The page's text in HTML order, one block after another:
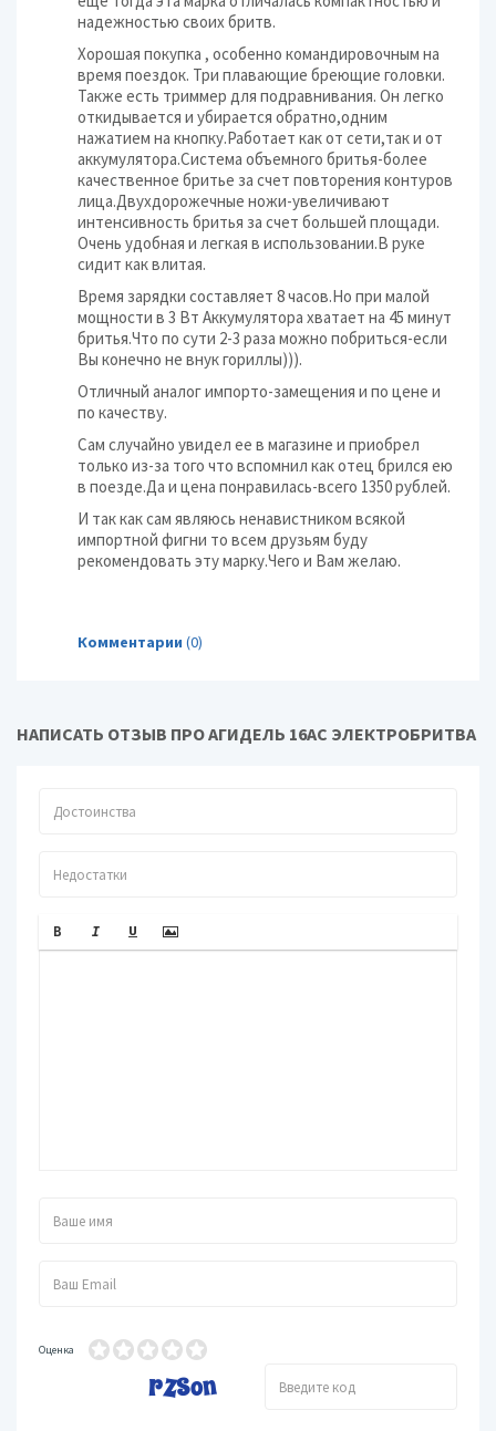
надежностью своих бритв.
Хорошая покупка , особенно командировочным на
время поездок. Три плавающие бреющие головки.
Также есть триммер для подравнивания. Он легко
откидывается и убирается обратно,одним
нажатием на кнопку.Работает как от сети,так и от
аккумулятора.Система объемного бритья-более
качественное бритье за счет повторения контуров
лица.Двухдорожечные ножи-увеличивают
интенсивность бритья за счет большей площади.
Очень удобная и легкая в использовании.В руке
сидит как влитая.
Время зарядки составляет 8 часов.Но при малой
мощности в 3 Вт Аккумулятора хватает на 45 минут
бритья.Что по сути 2-3 раза можно побриться-если
Вы конечно не внук гориллы))).
Отличный аналог импорто-замещения и по цене и
по качеству.
Сам случайно увидел ее в магазине и приобрел
только из-за того что вспомнил как отец брился ею
в поезде.Да и цена понравилась-всего 1350 рублей.
И так как сам являюсь ненавистником всякой
импортной фигни то всем друзьям буду
рекомендовать эту марку.Чего и Вам желаю.
Комментарии (0)
НАПИСАТЬ ОТЗЫВ ПРО АГИДЕЛЬ 16АС ЭЛЕКТРОБРИТВА
Оценка